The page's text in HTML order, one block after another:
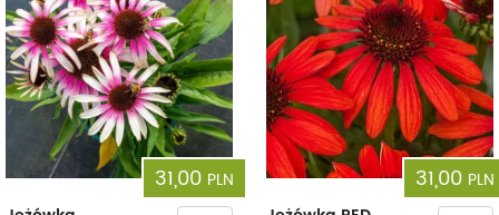
31,00 PLN
31,00 PLN